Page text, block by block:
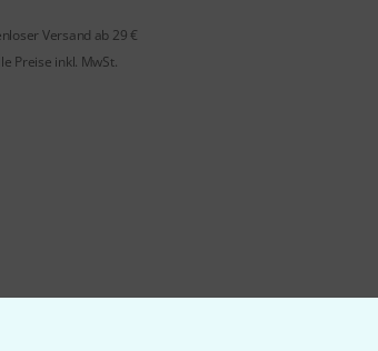
Versand ab 29 €
Preise inkl. MwSt.